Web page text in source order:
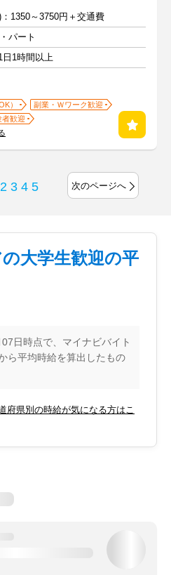
1350～3750円＋交通費
パート
日1時間以上
）
副業・Ｗワーク歓迎
者歓迎
2 3 4 5 次のページへ
大学生歓迎の平
日時点で、マイナビバイト
ら平均時給を算出したもの
府県別の時給が気になる方はこ